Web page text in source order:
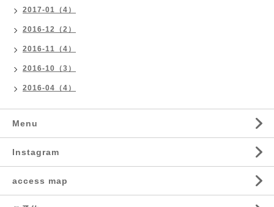
2017-01（4）
2016-12（2）
2016-11（4）
2016-10（3）
2016-04（4）
Menu
Instagram
access map